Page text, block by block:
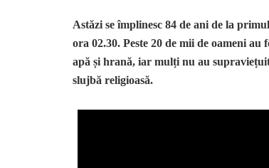
Astăzi se împlinesc 84 de ani de la
ora 02.30. Peste 20 de mii de oameni
apă și hrană, iar mulți nu au
slujbă religioasă.